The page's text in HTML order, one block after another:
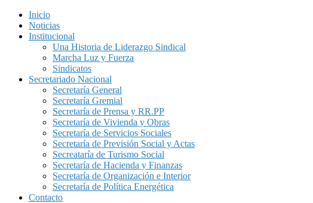
Inicio
Noticias
Institucional
Una Historia de Liderazgo Sindical
Marcha Luz y Fuerza
Sindicatos
Secretariado Nacional
Secretaría General
Secretaría Gremial
Secretaría de Prensa y RR.PP
Secretaría de Vivienda y Obras
Secretaría de Servicios Sociales
Secretaría de Previsión Social y Actas
Secreataría de Turismo Social
Secretaría de Hacienda y Finanzas
Secretaría de Organización e Interior
Secretaría de Política Energética
Contacto